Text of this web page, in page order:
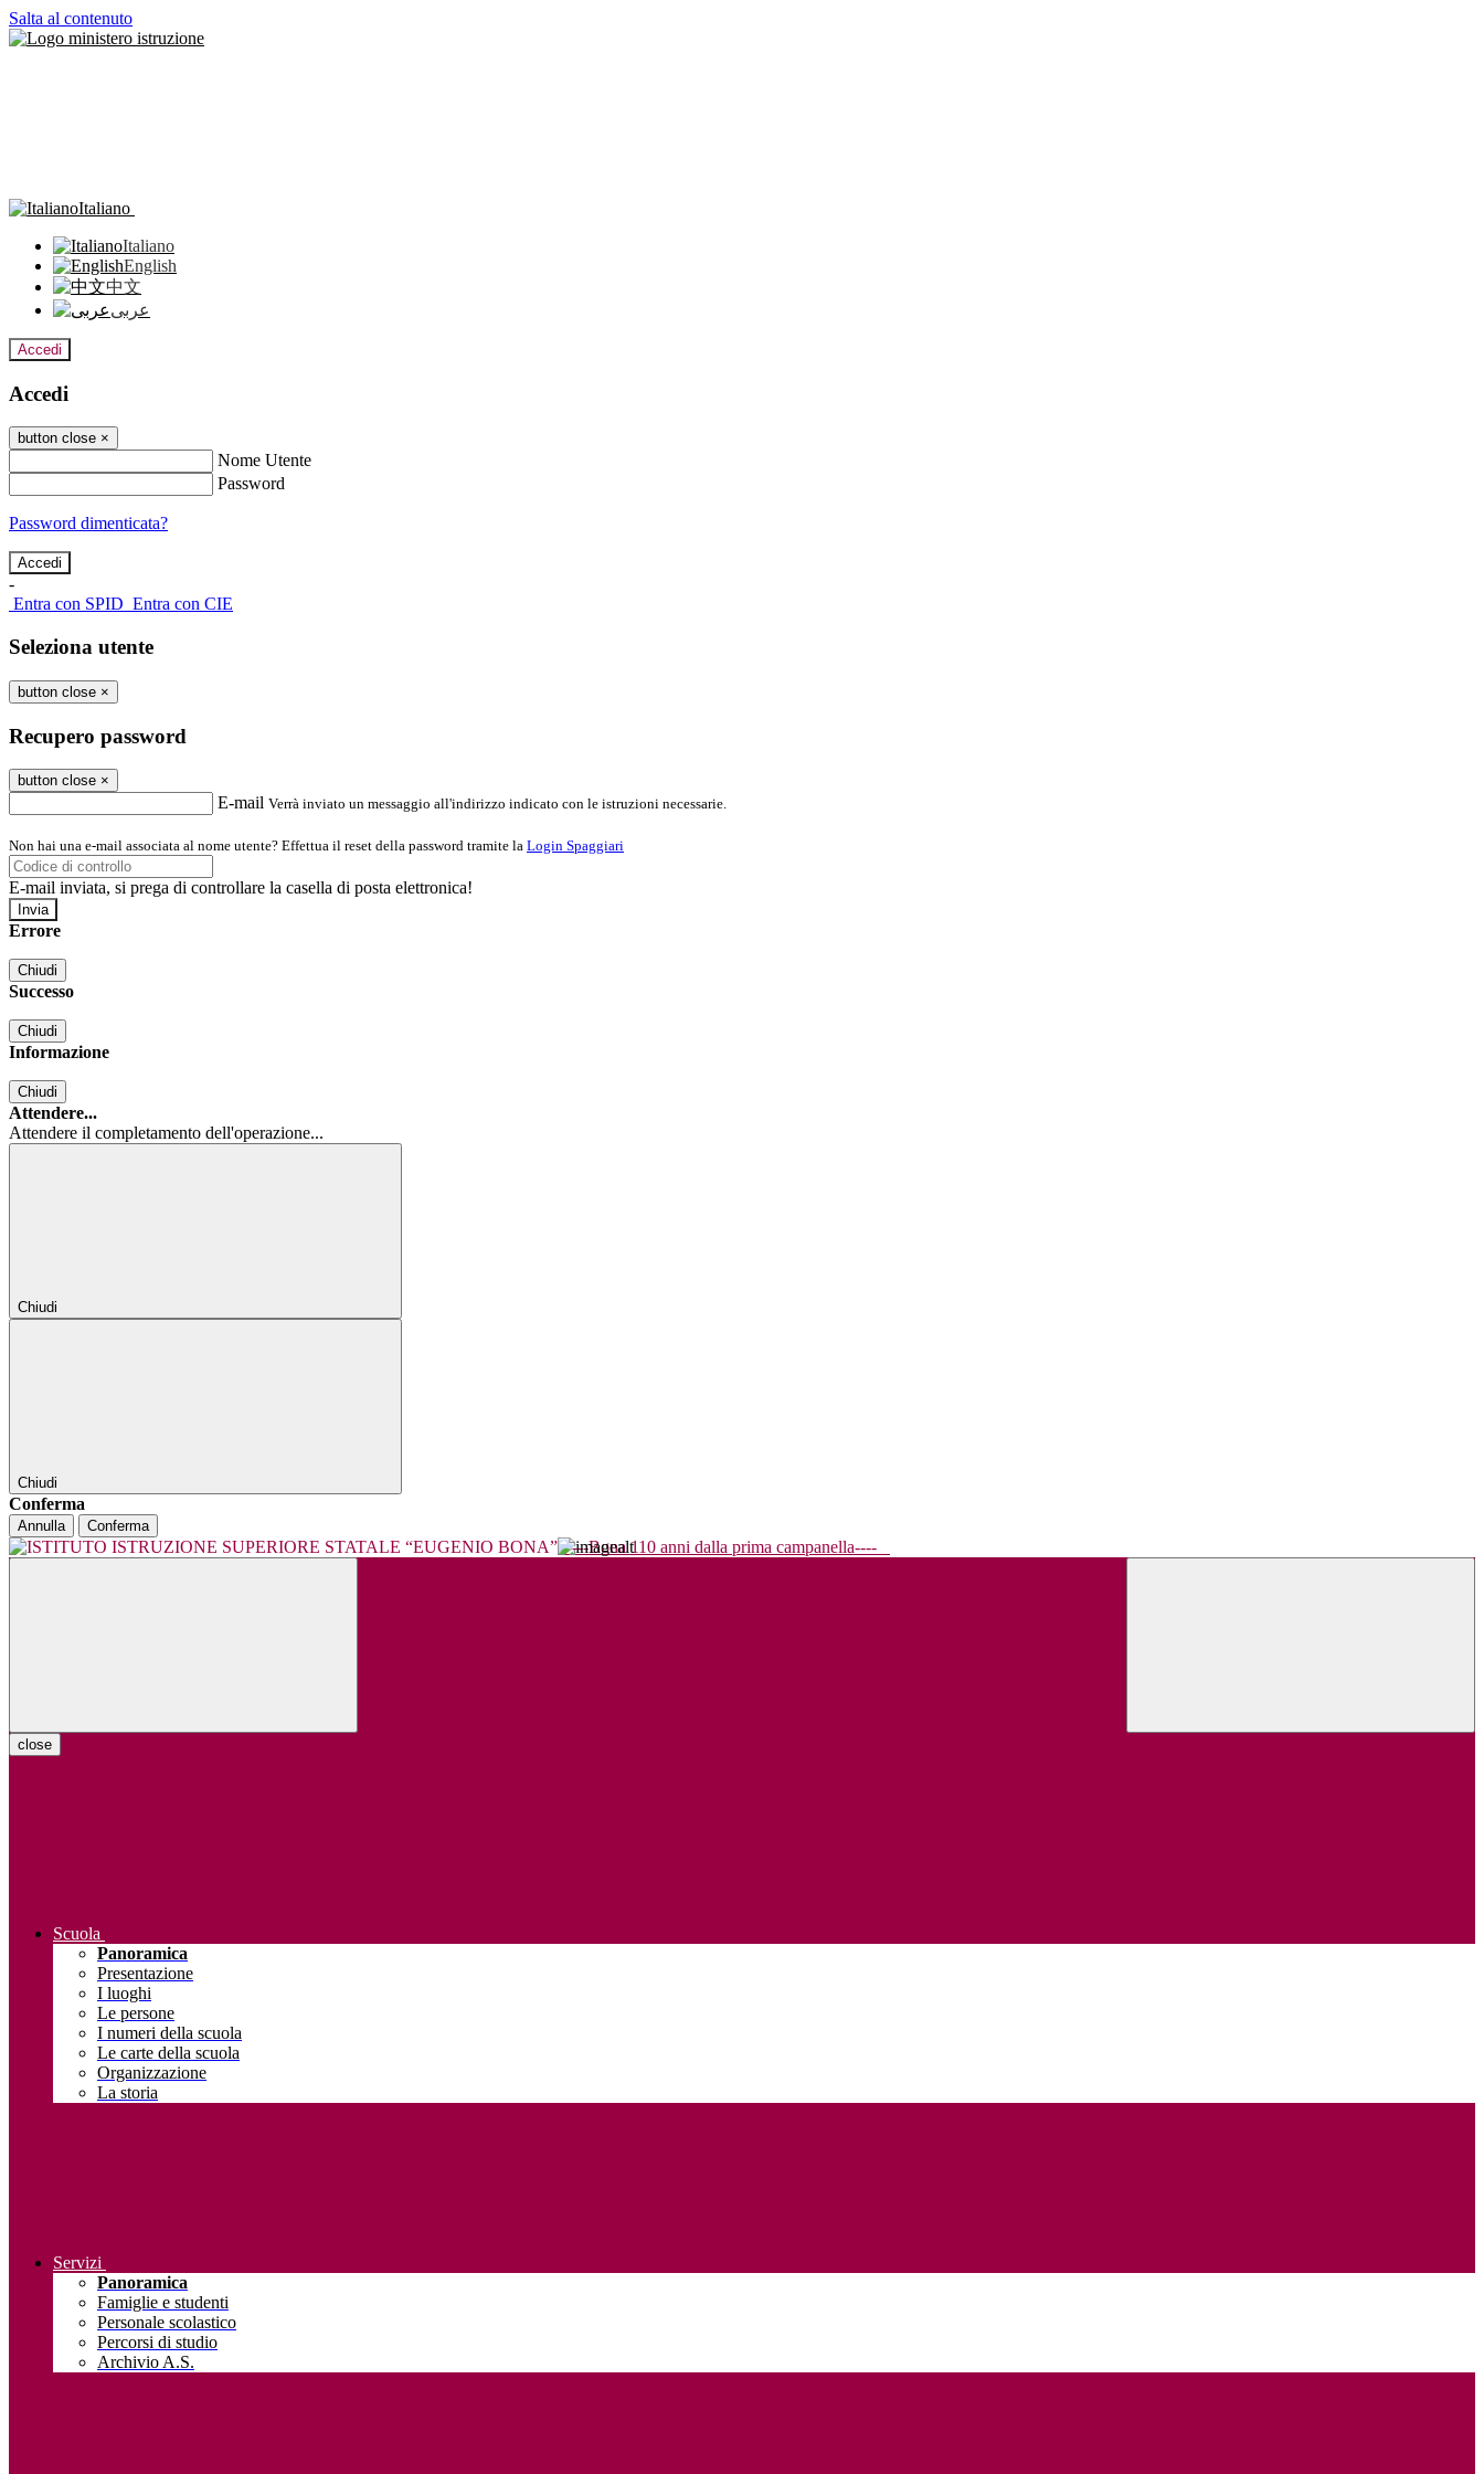
Salta al contenuto
Italiano
Italiano
English
中文
عربى
Accedi
Accedi
button close ×
Nome Utente
Password
Password dimenticata?
-
Entra con SPID Entra con CIE
Seleziona utente
button close ×
Recupero password
button close ×
E-mail Verrà inviato un messaggio all'indirizzo indicato con le istruzioni necessarie.
Non hai una e-mail associata al nome utente? Effettua il reset della password tramite la Login Spaggiari
E-mail inviata, si prega di controllare la casella di posta elettronica!
Errore
Chiudi
Successo
Chiudi
Informazione
Chiudi
Attendere...
Attendere il completamento dell'operazione...
Chiudi
Chiudi
Conferma
Annulla Conferma
----Bona 110 anni dalla prima campanella----
close
Scuola
Panoramica
Presentazione
I luoghi
Le persone
I numeri della scuola
Le carte della scuola
Organizzazione
La storia
Servizi
Panoramica
Famiglie e studenti
Personale scolastico
Percorsi di studio
Archivio A.S.